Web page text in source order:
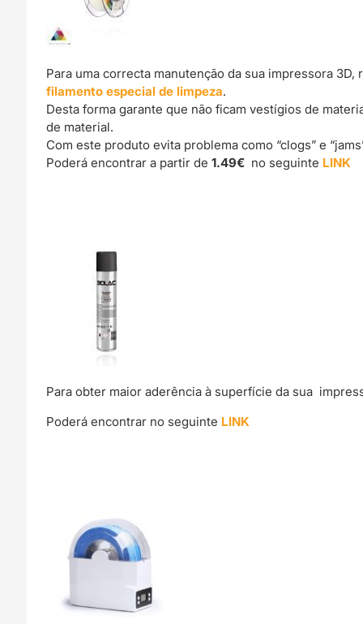
Para uma correcta manutenção da sua impressora
filamento especial de limpeza.
Desta forma garante que não ficam vestígios de
de material.
Com este produto evita problema como “clogs” e
Poderá encontrar a partir de1.49€ no seguinte LINK
Para obter maior aderência à superfície da sua
Poderá encontrar no seguinte LINK